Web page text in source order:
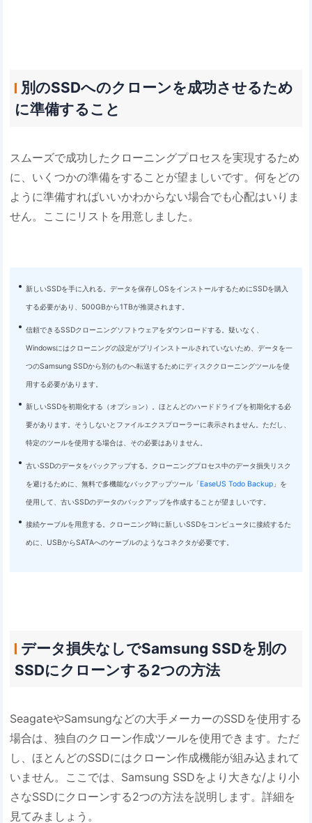
別のSSDへのクローンを成功させるため
に準備すること
スムーズで成功したクローニングプロセスを実現するため
に、いくつかの準備をすることが望ましいです。何をどの
ように準備すればいいかわからない場合でも心配はいりま
せん。ここにリストを用意しました。
新しいSSDを手に入れる。データを保存しOSをインストールするためにSSDを購入
する必要があり、500GBから1TBが推奨されます。
信頼できるSSDクローニングソフトウェアをダウンロードする。疑いなく、
Windowsにはクローニングの設定がプリインストールされていないため、データを一
つのSamsung SSDから別のものへ転送するためにディスククローニングツールを使
用する必要があります。
新しいSSDを初期化する（オプション）。ほとんどのハードドライブを初期化する必
要があります。そうしないとファイルエクスプローラーに表示されません。ただし、
特定のツールを使用する場合は、その必要はありません。
古いSSDのデータをバックアップする。クローニングプロセス中のデータ損失リスク
を避けるために、無料で多機能なバックアップツール「EaseUS Todo Backup」を
使用して、古いSSDのデータのバックアップを作成することが望ましいです。
接続ケーブルを用意する。クローニング時に新しいSSDをコンピュータに接続するた
めに、USBからSATAへのケーブルのようなコネクタが必要です。
データ損失なしでSamsung SSDを別の
SSDにクローンする2つの方法
SeagateやSamsungなどの大手メーカーのSSDを使用する
場合は、独自のクローン作成ツールを使用できます。ただ
し、ほとんどのSSDにはクローン作成機能が組み込まれて
いません。ここでは、Samsung SSDをより大きな/より小
さなSSDにクローンする2つの方法を説明します。詳細を
見てみましょう。